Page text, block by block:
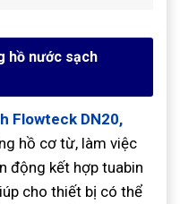
hồ nước sạch
Flowteck DN20,
hồ cơ từ, làm việc
động kết hợp tuabin
cho thiết bị có thể